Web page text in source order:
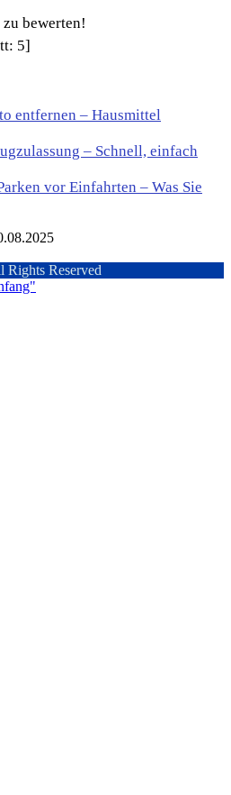
bewerten!
5]
entfernen – Hausmittel
– Schnell, einfach
vor Einfahrten – Was Sie
Reserved